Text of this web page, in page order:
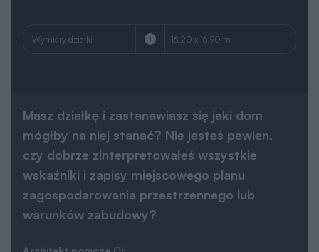
Wymiary działki 16.20 x 16.90 m
Masz działkę i zastanawiasz się jaki dom
mógłby na niej stanąć? Nie jesteś pewien,
czy dobrze zinterpretowałeś wszystkie
wskaźniki i zapisy miejscowego planu
zagospodarowania przestrzennego lub
warunków zabudowy?